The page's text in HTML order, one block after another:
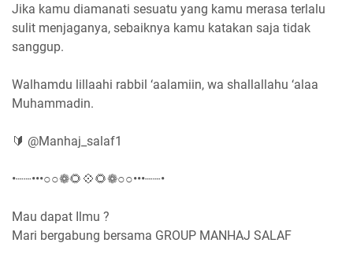
Jika kamu diamanati sesuatu yang kamu merasa terlalu
sulit menjaganya, sebaiknya kamu katakan saja tidak
sanggup.
Walhamdu lillaahi rabbil ‘aalamiin, wa shallallahu ‘alaa
Muhammadin.
🔰 @Manhaj_salaf1
•┈┈•••○○❁🌻💠🌻❁○○•••┈┈•
Mau dapat Ilmu ?
Mari bergabung bersama GROUP MANHAJ SALAF